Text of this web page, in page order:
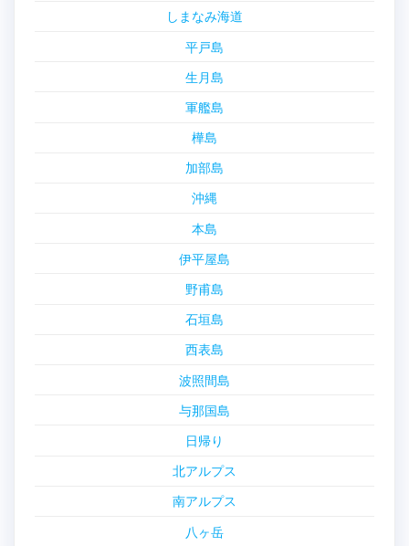
しまなみ海道
平戸島
生月島
軍艦島
樺島
加部島
沖縄
本島
伊平屋島
野甫島
石垣島
西表島
波照間島
与那国島
日帰り
北アルプス
南アルプス
八ヶ岳